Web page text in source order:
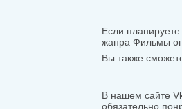
Если
жанра Фильмы
Вы также
В нашем сайте
обязательно